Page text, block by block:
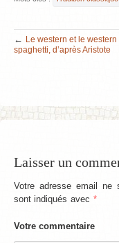
←
Le western et le western
spaghetti, d’après Aristote
Laisser un
Votre adresse email ne
sont indiqués avec *
Votre commentaire